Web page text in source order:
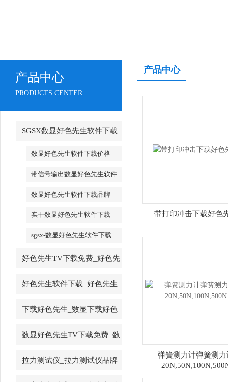
产品中心
PRODUCTS CENTER
SGSX数显好色先生软件下载
_SGSX数显好色先生软件下载
数显好色先生软件下载价格
带信号输出数显好色先生软件
下载
数显好色先生软件下载品牌
实干数显好色先生软件下载
sgsx-数显好色先生软件下载
好色先生TV下载免费_好色先
生TV下载免费厂家
好色先生软件下载_好色先生
软件下载厂家
下载好色先生_数显下载好色
先生
数显好色先生TV下载免费_数
字好色先生TV下载免费
拉力测试仪_拉力测试仪品牌
产品中心
带打印冲击下载好色
弹簧测力计弹簧测力